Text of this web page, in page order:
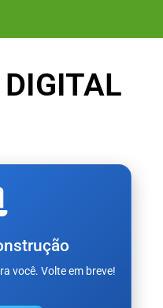
você. Volte em breve!